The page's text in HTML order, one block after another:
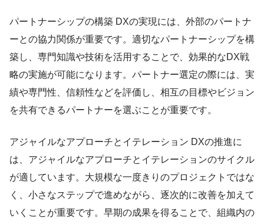
パートナーシップの構築 DXの実現には、外部のパートナ
ーとの協力関係が重要です。適切なパートナーシップを構
築し、専門知識や技術を活用することで、効果的なDX戦
略の実施が可能になります。パートナー選定の際には、実
績や専門性、信頼性などを評価し、相互の目標やビジョン
を共有できるパートナーを選ぶことが重要です。
アジャイルなアプローチとイテレーション DXの推進に
は、アジャイルなアプローチとイテレーションのサイクル
が適しています。大規模な一度きりのプロジェクトではな
く、小さなステップで進めながら、逐次的に改善を加えて
いくことが重要です。早期の成果を得ることで、組織内の